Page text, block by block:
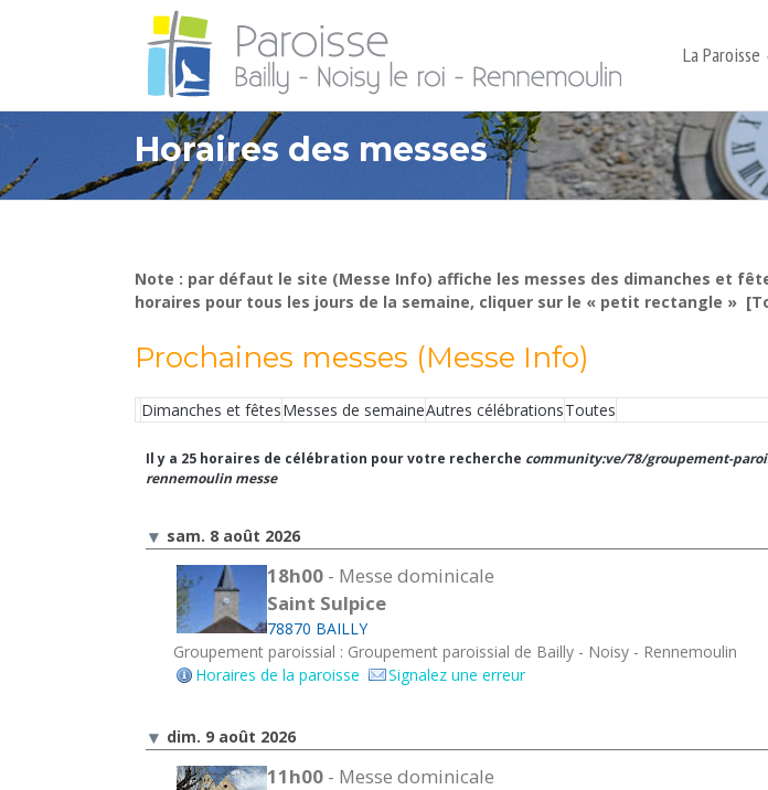
La Paroisse
Horaires des messes
Note : par défaut le site (Messe Info) affiche les messes des dimanches et
horaires pour tous les jours de la semaine, cliquer sur le « petit rectangle »
Prochaines messes (Messe Info)
Dimanches et fêtesMesses de semaineAutres célébrationsToutes
Il y a 25 horaires de célébration pour votre recherche community:ve/78/groupement-
rennemoulin messe
sam. 8 août 2026
18h00 - Messe dominicale
Saint Sulpice
78870 BAILLY
Groupement paroissial : Groupement paroissial de Bailly - Noisy - Rennemoulin
Horaires de la paroisse
Signalez une erreur
dim. 9 août 2026
11h00 - Messe dominicale